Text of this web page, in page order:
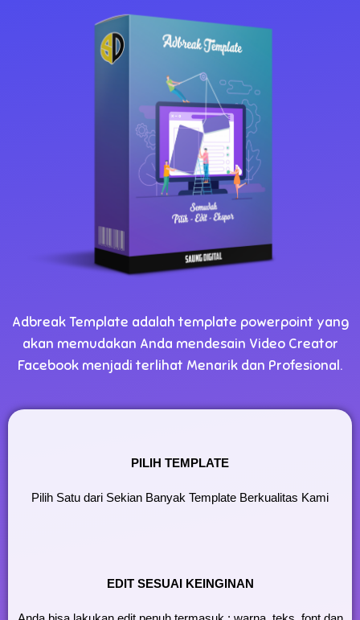
Adbreak Template adalah template powerpoint yang
akan memudakan Anda mendesain Video Creator
Facebook menjadi terlihat Menarik dan Profesional.
PILIH TEMPLATE
Pilih Satu dari Sekian Banyak Template Berkualitas Kami
EDIT SESUAI KEINGINAN